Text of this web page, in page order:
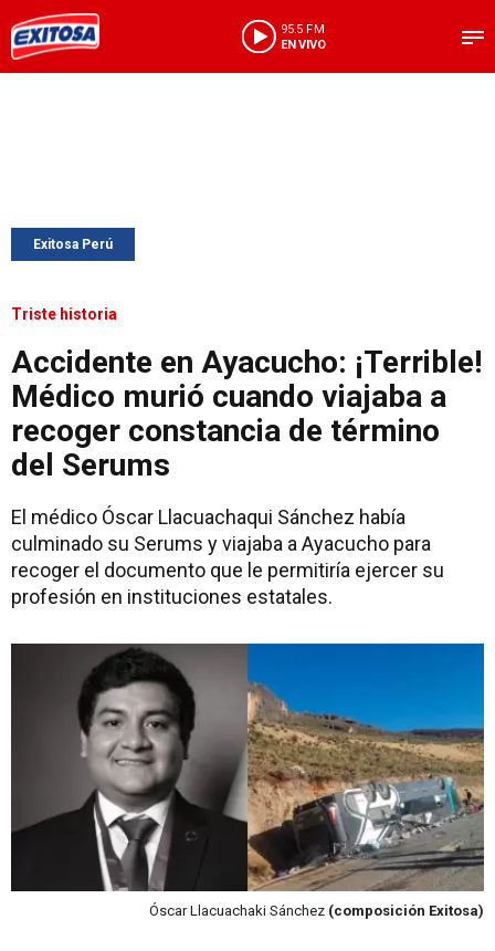
95.5 FM
EN VIVO
Exitosa Perú
Triste historia
Accidente en Ayacucho: ¡Terrible!
Médico murió cuando viajaba a
recoger constancia de término
del Serums
El médico Óscar Llacuachaqui Sánchez había
culminado su Serums y viajaba a Ayacucho para
recoger el documento que le permitiría ejercer su
profesión en instituciones estatales.
Óscar Llacuachaki Sánchez (composición Exitosa)